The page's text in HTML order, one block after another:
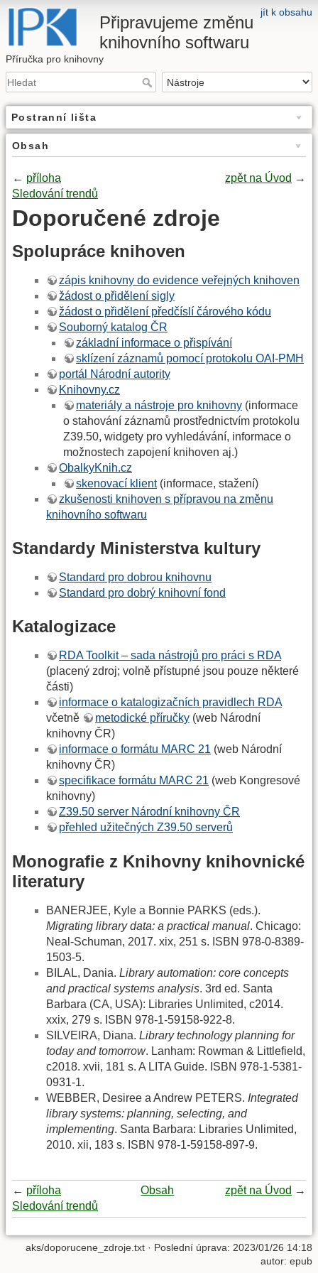
jít k obsahu
Připravujeme změnu
knihovního softwaru
Příručka pro knihovny
Postranní lišta
Obsah
← příloha
Sledování trendů
zpět na Úvod →
Doporučené zdroje
Spolupráce knihoven
zápis knihovny do evidence veřejných knihoven
žádost o přidělení sigly
žádost o přidělení předčíslí čárového kódu
Souborný katalog ČR
základní informace o přispívání
sklízení záznamů pomocí protokolu OAI-PMH
portál Národní autority
Knihovny.cz
materiály a nástroje pro knihovny (informace
o stahování záznamů prostřednictvím protokolu
Z39.50, widgety pro vyhledávání, informace o
možnostech zapojení knihoven aj.)
ObalkyKnih.cz
skenovací klient(informace, stažení)
zkušenosti knihoven s přípravou na změnu
knihovního softwaru
Standardy Ministerstva kultury
Standard pro dobrou knihovnu
Standard pro dobrý knihovní fond
Katalogizace
RDA Toolkit – sada nástrojů pro práci s RDA
(placený zdroj; volně přístupné jsou pouze některé
části)
informace o katalogizačních pravidlech RDA
včetně
metodické příručky (web Národní
knihovny ČR)
informace o formátu MARC 21 (web Národní
knihovny ČR)
specifikace formátu MARC 21 (web Kongresové
knihovny)
Z39.50 server Národní knihovny ČR
přehled užitečných Z39.50 serverů
Monografie z Knihovny knihovnické
literatury
BANERJEE, Kyle a Bonnie PARKS (eds.).
Migrating library data: a practical manual. Chicago:
Neal-Schuman, 2017. xix, 251 s. ISBN 978-0-8389-
1503-5.
BILAL, Dania. Library automation: core concepts
and practical systems analysis. 3rd ed. Santa
Barbara (CA, USA): Libraries Unlimited, c2014.
xxix, 279 s. ISBN 978-1-59158-922-8.
SILVEIRA, Diana. Library technology planning for
today and tomorrow. Lanham: Rowman & Littlefield,
c2018. xvii, 181 s. A LITA Guide. ISBN 978-1-5381-
0931-1.
WEBBER, Desiree a Andrew PETERS. Integrated
library systems: planning, selecting, and
implementing. Santa Barbara: Libraries Unlimited,
2010. xii, 183 s. ISBN 978-1-59158-897-9.
← příloha
Sledování trendů
Obsah zpět na Úvod →
aks/doporucene_zdroje.txt · Poslední úprava: 2023/01/26 14:18
autor: epub